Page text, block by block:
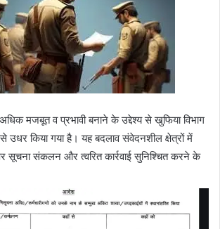
मजबूत व प्रभावी बनाने के उद्देश्य से खुफिया विभाग
उधर किया गया है। यह बदलाव संवेदनशील क्षेत्रों में
सूचना संकलन और त्वरित कार्रवाई सुनिश्चित करने के